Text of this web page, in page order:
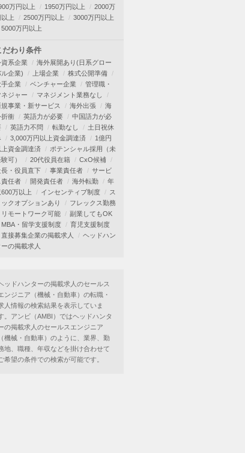
万円以上
1950万円以上
2000万
以上
2500万円以上
3000万円以上
5000万円以上
だわり条件
資系企業
海外展開あり(日系グロー
ル企業)
上場企業
株式公開準備
手企業
ベンチャー企業
管理職・
ネジャー
マネジメント業務なし
規事業・新サービス
海外出張
海
折衝
英語力が必要
中国語力が必
英語力不問 転勤なし
土日祝休
3,000万円以上資金調達済
1億円
上資金調達済
ポテンシャル採用（未
可）
20代役員在籍
CxO候補
長・役員直下
事業責任者
サービ
責任者
開発責任者 海外転勤
年
600万以上
インセンティブ制度
ス
ックオプションあり
フレックス勤務
リモートワーク可能
副業してもOK
MBA・留学支援制度
育児支援制度
直接募集企業の掲載求人
ヘッドハン
ーの掲載求人
ッドハンターの掲載求人のセールス
ンジニア（機械・自動車）の転職・
人情報の検索結果を表示していま
。アンビ（AMBI）ではヘッドハンタ
の掲載求人のセールスエンジニア
（機械・自動車）のように、業界、勤
地、職種、年収などを掛け合わせて
希望の条件での検索が可能です。